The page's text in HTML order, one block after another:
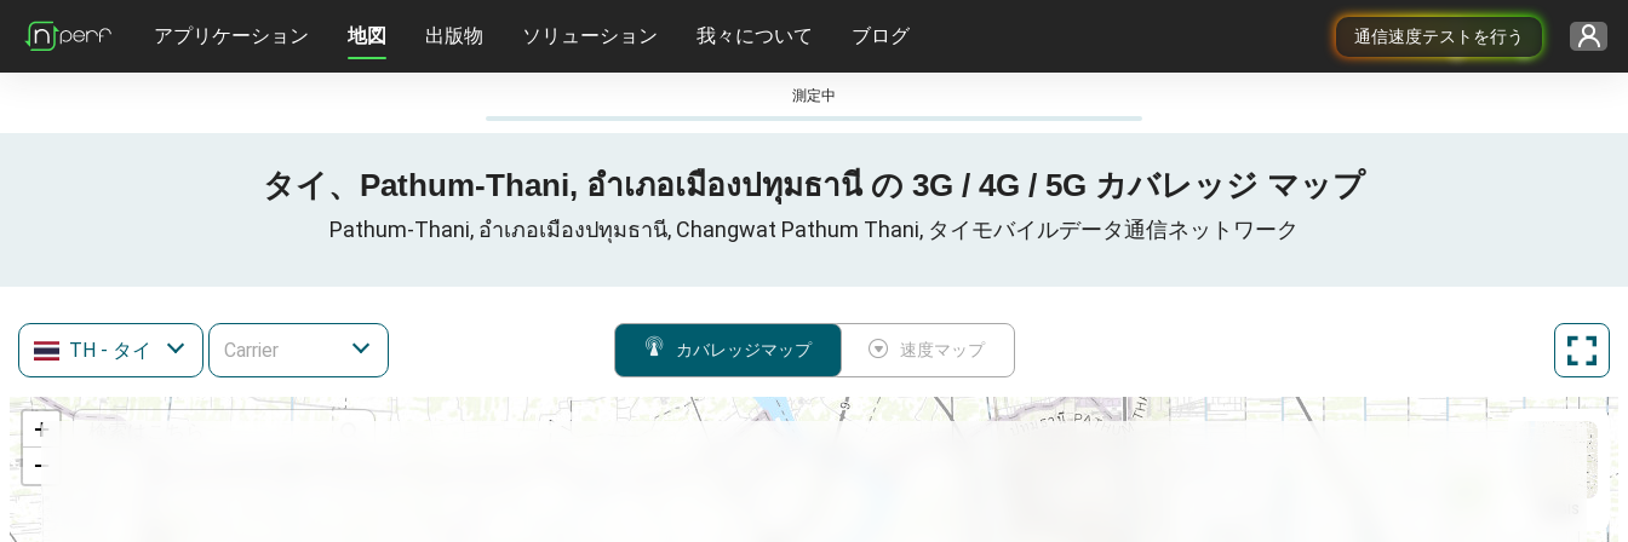
通信速度テストを行う
アプリケーション 地図 出版物 ソリューション 我々について ブログ
測定中
タイ、Pathum-Thani, อำเภอเมืองปทุมธานี の 3G / 4G / 5G カバレッジ マップ
Pathum-Thani, อำเภอเมืองปทุมธานี, Changwat Pathum Thani, タイモバイルデータ通信ネットワーク
TH - タイ カバレッジマップ 速度マップ
+
−